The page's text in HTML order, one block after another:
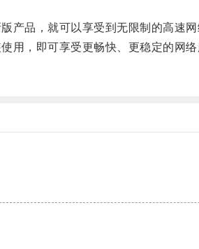
品，就可以享受到无限制的高速网
，即可享受更畅快、更稳定的网络